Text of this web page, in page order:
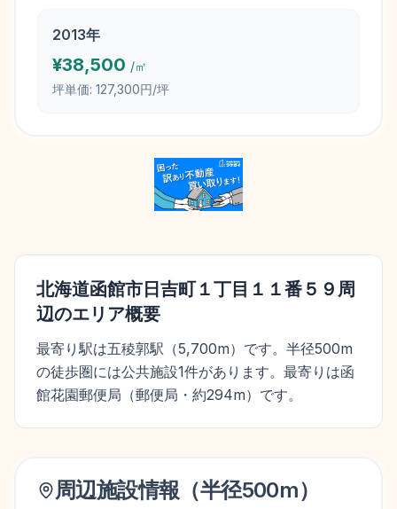
2013年
¥38,500 /㎡
坪単価: 127,300円/坪
北海道函館市日吉町１丁目１１番５９ 周
辺のエリア概要
最寄り駅は五稜郭駅（5,700m）です。半径500m
の徒歩圏には公共施設1件があります。最寄りは函
館花園郵便局（郵便局・約294m）です。
周辺施設情報（半径500m）